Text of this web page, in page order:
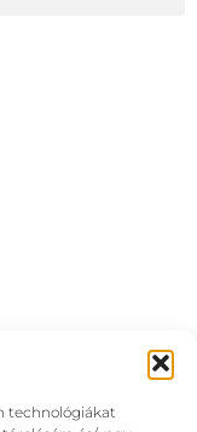
technológiákat